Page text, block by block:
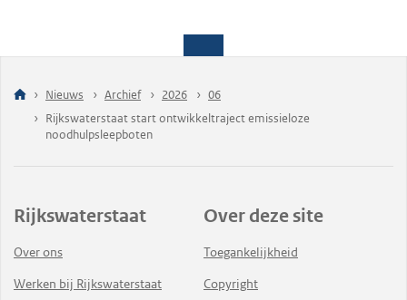
Nieuws Archief 2026
06
Rijkswaterstaat start ontwikkeltraject emissieloze
noodhulpsleepboten
Rijkswaterstaat
Over ons
Werken bij Rijkswaterstaat
Over deze site
Toegankelijkheid
Copyright